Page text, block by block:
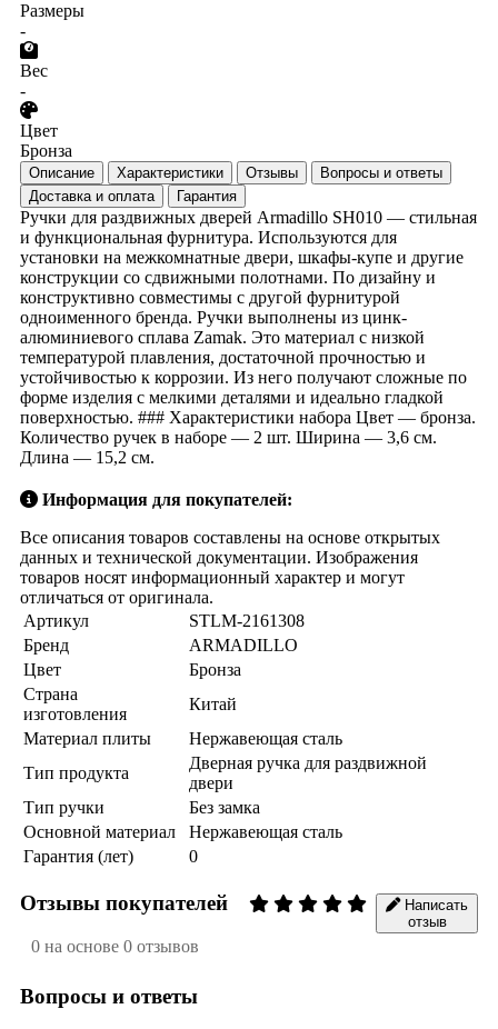
Размеры
-
Вес
-
Цвет
Бронза
Описание Характеристики Отзывы
Вопросы и ответы
Доставка и оплата
Гарантия
Ручки для раздвижных дверей Armadillo SH010 — стильная
и функциональная фурнитура. Используются для
установки на межкомнатные двери, шкафы-купе и другие
конструкции со сдвижными полотнами. По дизайну и
конструктивно совместимы с другой фурнитурой
одноименного бренда. Ручки выполнены из цинк-
алюминиевого сплава Zamak. Это материал с низкой
температурой плавления, достаточной прочностью и
устойчивостью к коррозии. Из него получают сложные по
форме изделия с мелкими деталями и идеально гладкой
поверхностью. ### Характеристики набора Цвет — бронза.
Количество ручек в наборе — 2 шт. Ширина — 3,6 см.
Длина — 15,2 см.
Информация для покупателей:
Все описания товаров составлены на основе открытых
данных и технической документации. Изображения
товаров носят информационный характер и могут
отличаться от оригинала.
Артикул
STLM-2161308
Бренд
ARMADILLO
Цвет
Бронза
Страна
изготовления
Китай
Материал плиты
Нержавеющая сталь
Тип продукта
Дверная ручка для раздвижной
двери
Тип ручки
Без замка
Основной материал
Нержавеющая сталь
Гарантия (лет)
0
Отзывы покупателей
0 на основе 0 отзывов
Написать
отзыв
Вопросы и ответы